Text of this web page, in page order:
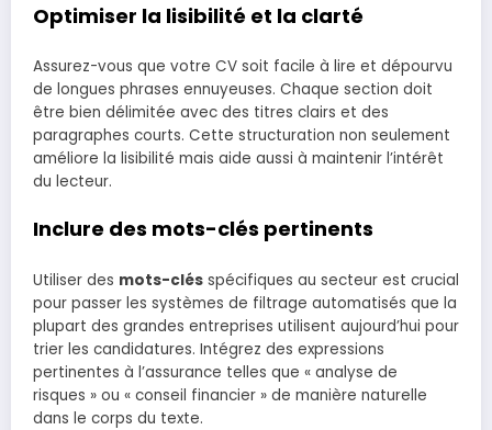
Optimiser la lisibilité et la clarté
Assurez-vous que votre CV soit facile à lire et dépourvu
de longues phrases ennuyeuses. Chaque section doit
être bien délimitée avec des titres clairs et des
paragraphes courts. Cette structuration non seulement
améliore la lisibilité mais aide aussi à maintenir l’intérêt
du lecteur.
Inclure des mots-clés pertinents
Utiliser des mots-clés spécifiques au secteur est crucial
pour passer les systèmes de filtrage automatisés que la
plupart des grandes entreprises utilisent aujourd’hui pour
trier les candidatures. Intégrez des expressions
pertinentes à l’assurance telles que « analyse de
risques » ou « conseil financier » de manière naturelle
dans le corps du texte.